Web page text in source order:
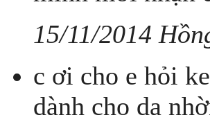
15/11/2014
c ơi cho e hỏi
dành cho da